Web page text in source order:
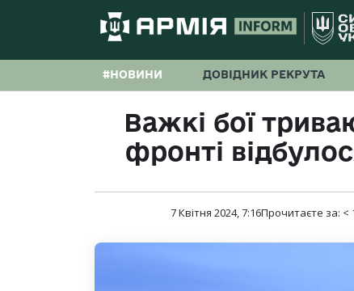
#НОВИНИ ДОВІДНИК РЕКРУТА
Важкі бої
фронті
7 Квітня 2024, 7:16Прочитаєте за: <